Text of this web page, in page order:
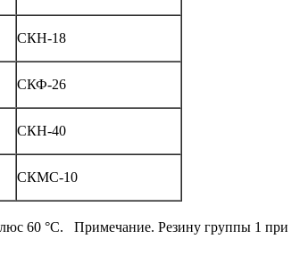
СКН-18
СКФ-26
СКН-40
СКМС-10
60 °С. Примечание. Резину группы 1 при